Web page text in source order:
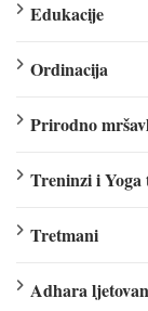
Edukacije
Ordinacija
Prirodno
Treninzi i Yoga
Tretmani
Adhara